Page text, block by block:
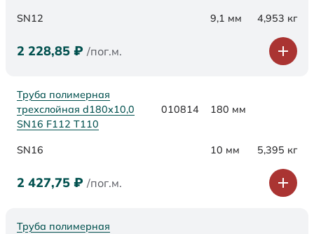
SN12 9,1 мм 4,953 кг
2 228,85 ₽ /пог.м.
Труба полимерная
трехслойная d180х10,0
SN16 F112 Т110
010814 180 мм
SN16 10 мм 5,395 кг
2 427,75 ₽ /пог.м.
Труба полимерная